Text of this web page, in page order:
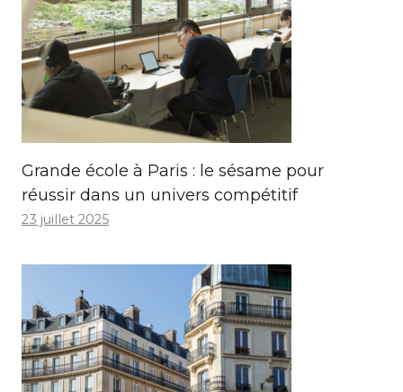
Grande école à Paris : le sésame pour
réussir dans un univers compétitif
23 juillet 2025